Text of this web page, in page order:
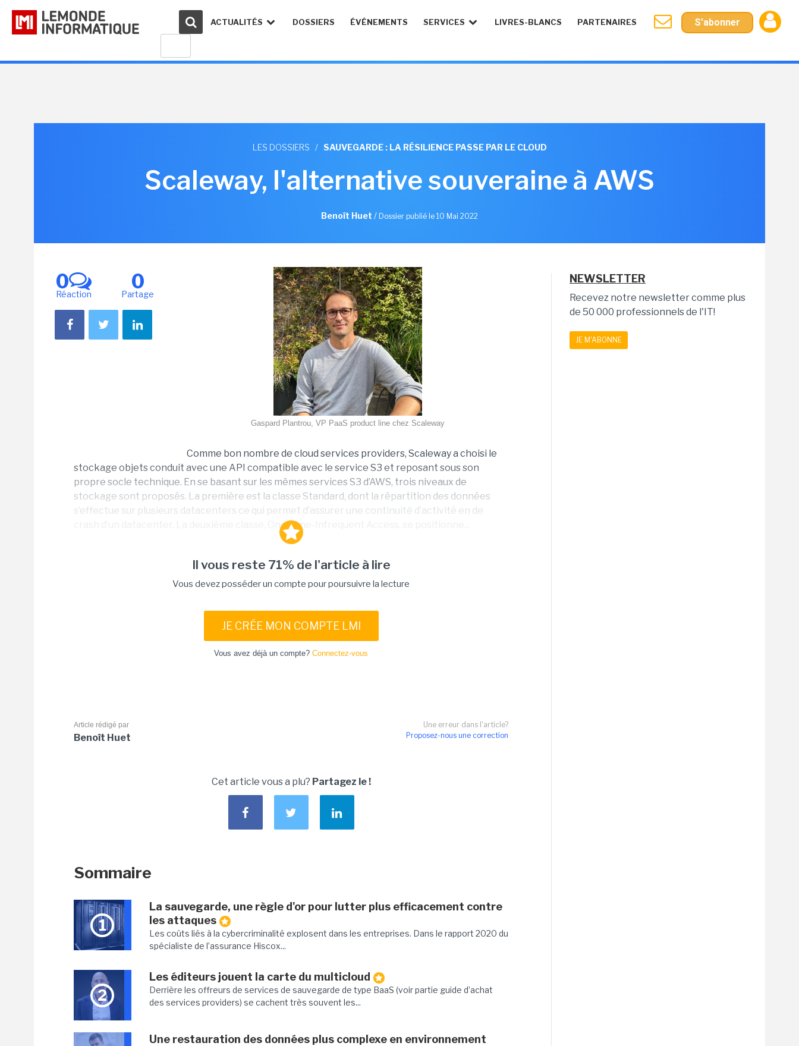
ACTUALITÉS DOSSIERS ÉVÉNEMENTS SERVICES LIVRES-BLANCS PARTENAIRES S'abonner
LES DOSSIERS / SAUVEGARDE : LA RÉSILIENCE PASSE PAR LE CLOUD
Scaleway, l'alternative souveraine à AWS
Benoît Huet / Dossier publié le 10 Mai 2022
0
Réaction
0
Partage
Gaspard Plantrou, VP PaaS product line chez Scaleway
Comme bon nombre de cloud services providers, Scaleway a choisi le
stockage objets conduit avec une API compatible avec le service S3 et reposant sous son
propre socle technique. En se basant sur les mêmes services S3 d’AWS, trois niveaux de
stockage sont proposés. La première est la classe Standard, dont la répartition des données
s’effectue sur plusieurs datacenters ce qui permet d’assurer une continuité d’activité en de
crash d’un datacenter. La deuxième classe, One Zone-Infrequent Access, se positionne...
Il vous reste 71% de l'article à lire
Vous devez posséder un compte pour poursuivre la lecture
JE CRÉE MON COMPTE LMI
Vous avez déjà un compte? Connectez-vous
Une erreur dans l'article?
Proposez-nous une correction
Article rédigé par
Benoît Huet
Cet article vous a plu? Partagez le !
Sommaire
1
La sauvegarde, une règle d'or pour lutter plus efficacement contre
les attaques
Les coûts liés à la cybercriminalité explosent dans les entreprises. Dans le rapport 2020 du
spécialiste de l’assurance Hiscox...
2
Les éditeurs jouent la carte du multicloud
Derrière les offreurs de services de sauvegarde de type BaaS (voir partie guide d’achat
des services providers) se cachent très souvent les...
Une restauration des données plus complexe en environnement
NEWSLETTER
Recevez notre newsletter comme plus
de 50 000 professionnels de l'IT!
JE M'ABONNE